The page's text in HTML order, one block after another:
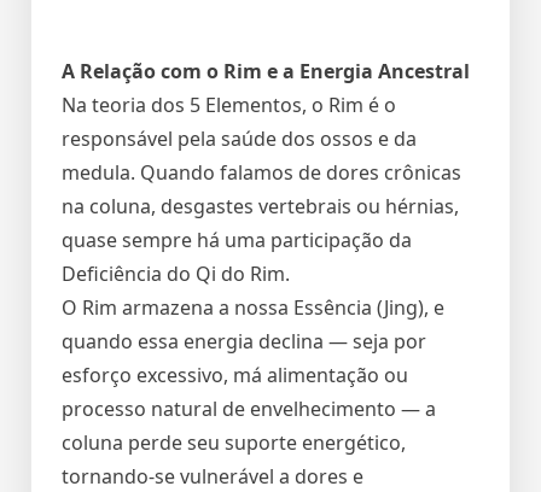
A Relação com o Rim e a Energia Ancestral
Na teoria dos 5 Elementos, o Rim é o
responsável pela saúde dos ossos e da
medula. Quando falamos de dores crônicas
na coluna, desgastes vertebrais ou hérnias,
quase sempre há uma participação da
Deficiência do Qi do Rim.
O Rim armazena a nossa Essência (Jing), e
quando essa energia declina — seja por
esforço excessivo, má alimentação ou
processo natural de envelhecimento — a
coluna perde seu suporte energético,
tornando-se vulnerável a dores e